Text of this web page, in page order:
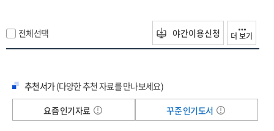
전체선택 야간이용신청 더 보기
추천서가(다양한 추천 자료를 만나보세요)
요즘 인기자료
꾸준 인기도서